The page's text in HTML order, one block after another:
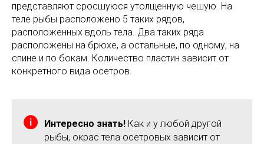
представляют сросшуюся утолщенную чешую. На
теле рыбы расположено 5 таких рядов,
расположенных вдоль тела. Два таких ряда
расположены на брюхе, а остальные, по одному, на
спине и по бокам. Количество пластин зависит от
конкретного вида осетров.
Интересно знать! Как и у любой другой
рыбы, окрас тела осетровых зависит от